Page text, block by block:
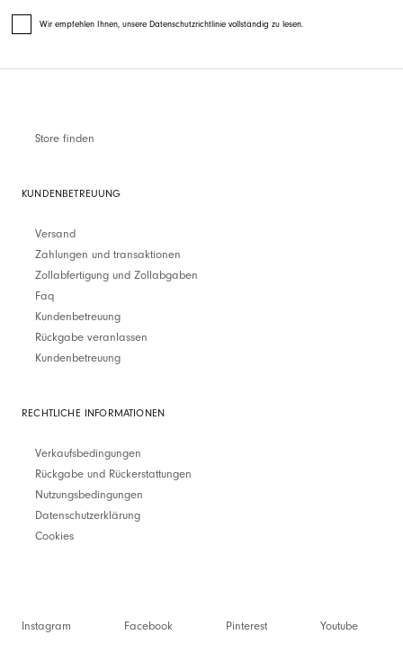
Wir empfehlen Ihnen, unsere Datenschutzrichtlinie vollständig zu lesen.
Store finden
KUNDENBETREUUNG
Versand
Zahlungen und transaktionen
Zollabfertigung und Zollabgaben
Faq
Kundenbetreuung
Rückgabe veranlassen
Kundenbetreuung
RECHTLICHE INFORMATIONEN
Verkaufsbedingungen
Rückgabe und Rückerstattungen
Nutzungsbedingungen
Datenschutzerklärung
Cookies
Instagram Facebook Pinterest Youtube